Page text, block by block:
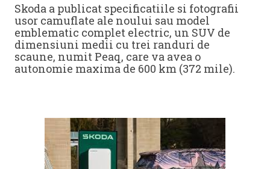
Skoda a publicat specificatiile si fotografii
usor camuflate ale noului sau model
emblematic complet electric, un SUV de
dimensiuni medii cu trei randuri de
scaune, numit Peaq, care va avea o
autonomie maxima de 600 km (372 mile).